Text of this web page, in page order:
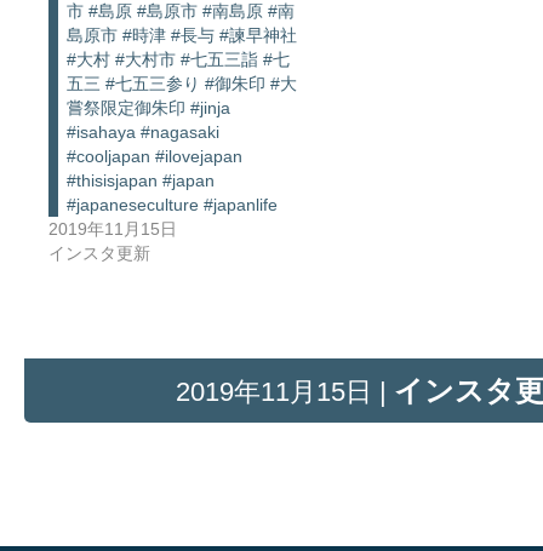
市 #島原 #島原市 #南島原 #南
島原市 #時津 #長与 #諫早神社
#大村 #大村市 #七五三詣 #七
五三 #七五三参り #御朱印 #大
嘗祭限定御朱印 #jinja
#isahaya #nagasaki
#cooljapan #ilovejapan
#thisisjapan #japan
#japaneseculture #japanlife
2019年11月15日
インスタ更新
2019年11月15日 | インスタ